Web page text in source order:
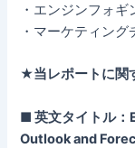
・エンジンフォ
・マーケティング
★当レポートに関
■ 英文タイトル：
Outlook and